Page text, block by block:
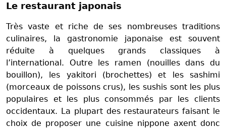
Le restaurant japonais
Très vaste et riche de ses nombreuses traditions
culinaires, la gastronomie japonaise est souvent
réduite à quelques grands classiques à
l’international. Outre les ramen (nouilles dans du
bouillon), les yakitori (brochettes) et les sashimi
(morceaux de poissons crus), les sushis sont les plus
populaires et les plus consommés par les clients
occidentaux. La plupart des restaurateurs faisant le
choix de proposer une cuisine nippone axent donc